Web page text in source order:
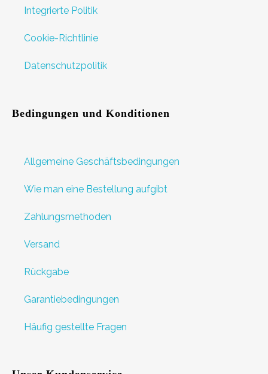
Integrierte Politik
Cookie-Richtlinie
Datenschutzpolitik
Bedingungen und Konditionen
Allgemeine Geschäftsbedingungen
Wie man eine Bestellung aufgibt
Zahlungsmethoden
Versand
Rückgabe
Garantiebedingungen
Häufig gestellte Fragen